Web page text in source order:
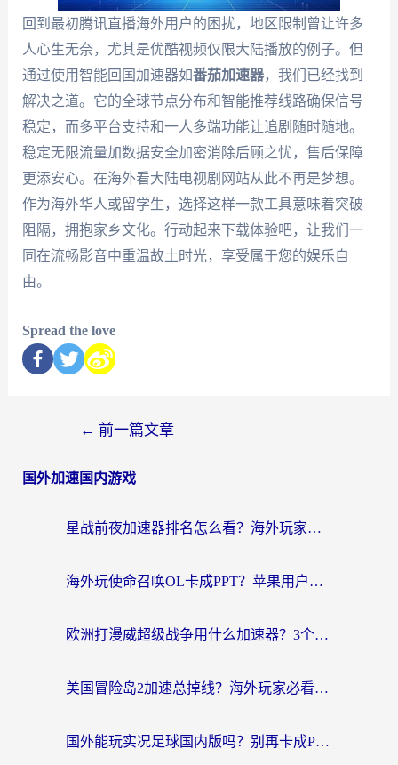
回到最初腾讯直播海外用户的困扰，地区限制曾让许多
人心生无奈，尤其是优酷视频仅限大陆播放的例子。但
通过使用智能回国加速器如番茄加速器，我们已经找到
解决之道。它的全球节点分布和智能推荐线路确保信号
稳定，而多平台支持和一人多端功能让追剧随时随地。
稳定无限流量加数据安全加密消除后顾之忧，售后保障
更添安心。在海外看大陆电视剧网站从此不再是梦想。
作为海外华人或留学生，选择这样一款工具意味着突破
阻隔，拥抱家乡文化。行动起来下载体验吧，让我们一
同在流畅影音中重温故土时光，享受属于您的娱乐自
由。
Spread the love
← 前一篇文章
国外加速国内游戏
星战前夜加速器排名怎么看？海外玩家国服游戏畅玩终极指南（附欧洲玩跑跑我的起源解决方案）
海外玩使命召唤OL卡成PPT？苹果用户必看：使命召唤OL国外加速器下载苹果版指南
欧洲打漫威超级战争用什么加速器？3个海外游戏卡顿问题一次解决（附实测推荐）
美国冒险岛2加速总掉线？海外玩家必看的国服游戏加速器选择指南
国外能玩实况足球国内版吗？别再卡成PPT！海外党国服游戏加速全攻略